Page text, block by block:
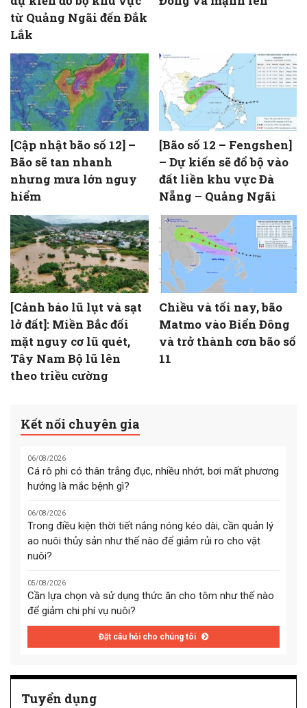
từ Quảng Ngãi đến Đắk
Lắk
[Cập nhật bão số 12] –
Bão sẽ tan nhanh
nhưng mưa lớn nguy
hiểm
[Bão số 12 – Fengshen]
– Dự kiến sẽ đổ bộ vào
đất liền khu vực Đà
Nẵng – Quảng Ngãi
[Cảnh báo lũ lụt và sạt
lở đất]: Miền Bắc đối
mặt nguy cơ lũ quét,
Tây Nam Bộ lũ lên
theo triều cường
Chiều và tối nay, bão
Matmo vào Biển Đông
và trở thành cơn bão số
11
Kết nối chuyên gia
06/08/2026
Cá rô phi có thân trắng đục, nhiều nhớt, bơi mất phương
hướng là mắc bệnh gì?
06/08/2026
Trong điều kiện thời tiết nắng nóng kéo dài, cần quản lý
ao nuôi thủy sản như thế nào để giảm rủi ro cho vật
nuôi?
05/08/2026
Cần lựa chọn và sử dụng thức ăn cho tôm như thế nào
để giảm chi phí vụ nuôi?
Đặt câu hỏi cho chúng tôi
Tuyển dụng